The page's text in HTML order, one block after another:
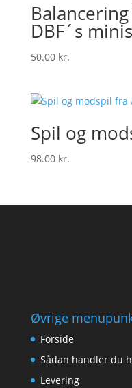
DBF´s
50.00 kr.
Spil og
98.00 kr.
Øvrige
Forside
Sådan handler du
Levering